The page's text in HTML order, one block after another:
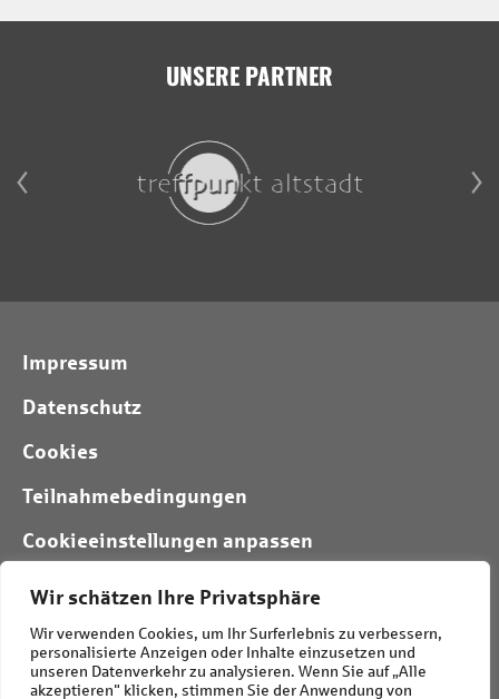
Wir schätzen Ihre Privatsphäre
Wir verwenden Cookies, um Ihr Surferlebnis zu verbessern,
personalisierte Anzeigen oder Inhalte einzusetzen und
unseren Datenverkehr zu analysieren. Wenn Sie auf „Alle
akzeptieren" klicken, stimmen Sie der Anwendung von
UNSERE PARTNER
Impressum
Datenschutz
Cookies
Teilnahmebedingungen
Cookieeinstellungen anpassen